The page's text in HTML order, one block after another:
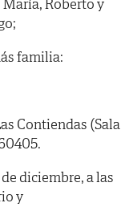
familia:
Contiendas (Sala
diciembre, a las
y